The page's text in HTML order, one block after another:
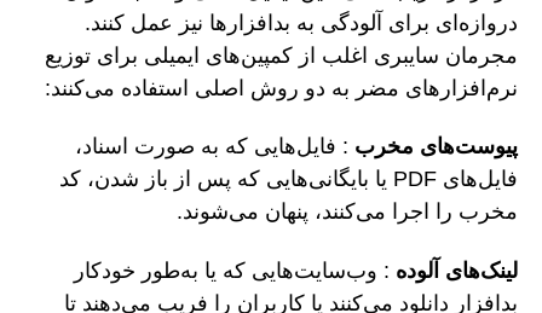
دروازه‌ای برای آلودگی به بدافزارها نیز عمل کنند.
مجرمان سایبری اغلب از کمپین‌های ایمیلی برای توزیع
نرم‌افزارهای مضر به دو روش اصلی استفاده می‌کنند:
پیوست‌های مخرب : فایل‌هایی که به صورت اسناد،
فایل‌های PDF یا بایگانی‌هایی که پس از باز شدن، کد
مخرب را اجرا می‌کنند، پنهان می‌شوند.
لینک‌های آلوده : وب‌سایت‌هایی که یا به‌طور خودکار
بدافزار دانلود می‌کنند یا کاربران را فریب می‌دهند تا